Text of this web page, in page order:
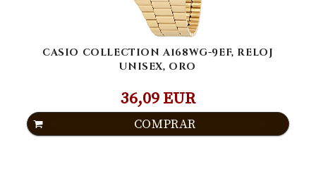
CASIO COLLECTION A168WG-9EF, RELOJ
UNISEX, ORO
36,09 EUR
COMPRAR